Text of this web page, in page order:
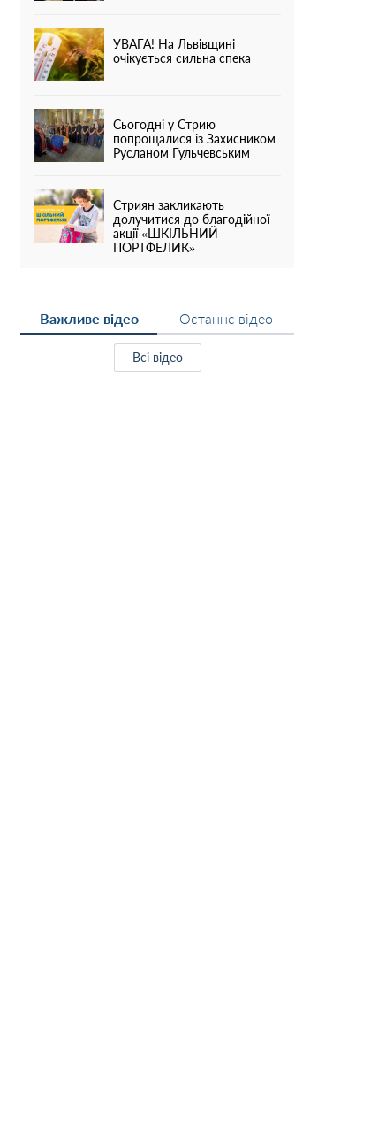
УВАГА! На Львівщині
очікується сильна спека
Сьогодні у Стрию
попрощалися із Захисником
Русланом Гульчевським
Стриян закликають
долучитися до благодійної
акції «ШКІЛЬНИЙ
ПОРТФЕЛИК»
Важливе відео Останнє відео
Всі відео